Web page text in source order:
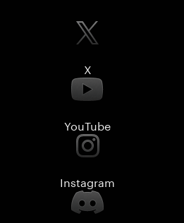
X
YouTube
Instagram